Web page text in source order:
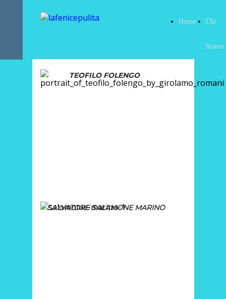
Home Chi
Siamo
TEOFILO FOLENGO
SALVATORE SALAMONE MARINO